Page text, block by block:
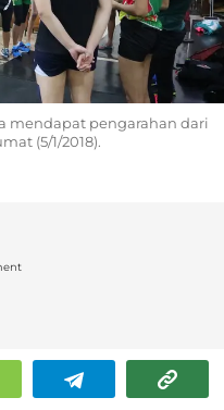
mendapat pengarahan dari
(5/1/2018).